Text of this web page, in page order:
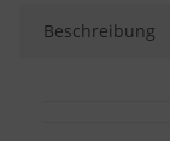
Beschreibung